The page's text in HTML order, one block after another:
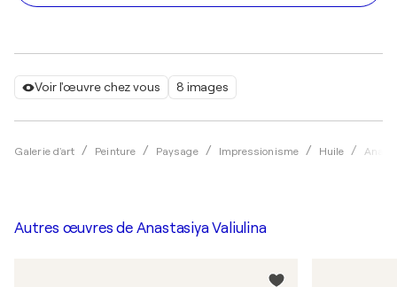
Voir l'œuvre chez vous 8 images
Galerie d'art Peinture Paysage Impressionisme Huile
Autres œuvres de Anastasiya Valiulina